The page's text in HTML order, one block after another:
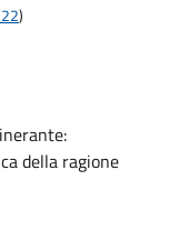
)
della ragione